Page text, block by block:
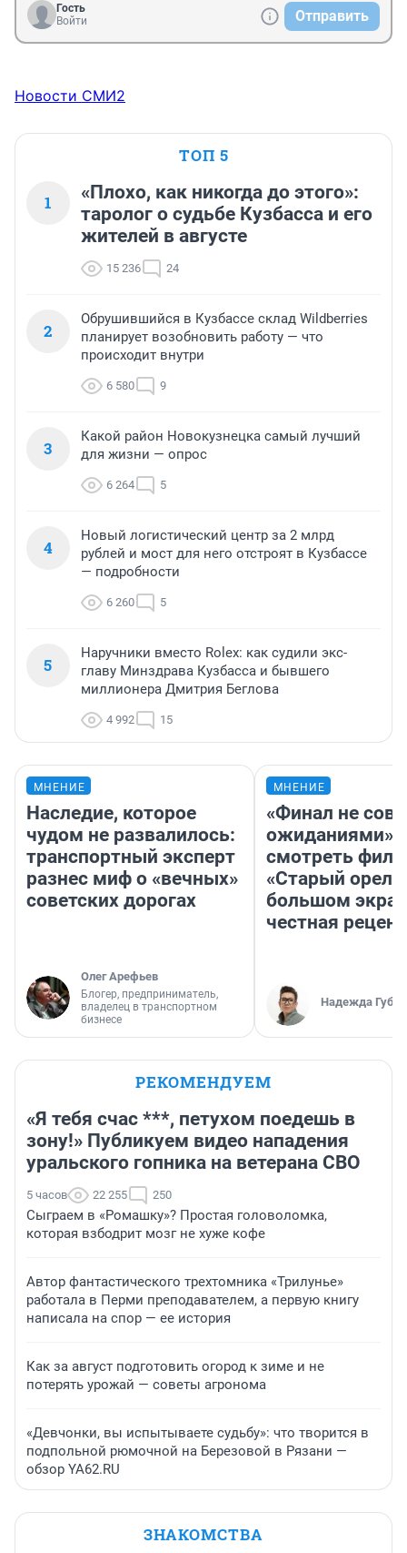
Гость
Войти
Отправить
Новости СМИ2
ТОП 5
1
«Плохо, как никогда до этого»:
таролог о судьбе Кузбасса и его
жителей в августе
15 236 24
2
Обрушившийся в Кузбассе склад Wildberries
планирует возобновить работу — что
происходит внутри
6 580 9
3
Какой район Новокузнецка самый лучший
для жизни — опрос
6 264 5
4
Новый логистический центр за 2 млрд
рублей и мост для него отстроят в Кузбассе
— подробности
6 260 5
5
Наручники вместо Rolex: как судили экс-
главу Минздрава Кузбасса и бывшего
миллионера Дмитрия Беглова
4 992 15
МНЕНИЕ
Наследие, которое
чудом не развалилось:
транспортный эксперт
разнес миф о «вечных»
советских дорогах
Олег Арефьев
Блогер, предприниматель,
владелец в транспортном
бизнесе
МНЕНИЕ
«Финал не
ожиданиями»:
смотреть
«Старый орел»
большом
честная
Надежда
РЕКОМЕНДУЕМ
«Я тебя счас ***, петухом поедешь в
зону!» Публикуем видео нападения
уральского гопника на ветерана СВО
5 часов 22 255 250
Сыграем в «Ромашку»? Простая головоломка,
которая взбодрит мозг не хуже кофе
Автор фантастического трехтомника «Трилунье»
работала в Перми преподавателем, а первую книгу
написала на спор — ее история
Как за август подготовить огород к зиме и не
потерять урожай — советы агронома
«Девчонки, вы испытываете судьбу»: что творится в
подпольной рюмочной на Березовой в Рязани —
обзор YA62.RU
ЗНАКОМСТВА